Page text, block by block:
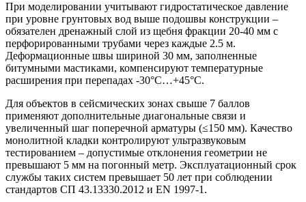
При моделировании учитывают гидростатическое давление
при уровне грунтовых вод выше подошвы конструкции –
обязателен дренажный слой из щебня фракции 20-40 мм с
перфорированными трубами через каждые 2.5 м.
Деформационные швы шириной 30 мм, заполненные
битумными мастиками, компенсируют температурные
расширения при перепадах -30°C…+45°C.
Для объектов в сейсмических зонах свыше 7 баллов
применяют дополнительные диагональные связи и
увеличенный шаг поперечной арматуры (≤150 мм). Качество
монолитной кладки контролируют ультразвуковым
тестированием – допустимые отклонения геометрии не
превышают 5 мм на погонный метр. Эксплуатационный срок
службы таких систем превышает 50 лет при соблюдении
стандартов СП 43.13330.2012 и EN 1997-1.